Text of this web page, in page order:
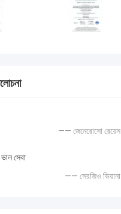
—— জেনেরোসো রেয়েস
সেবা
—— সেরজিও ভিয়ানা